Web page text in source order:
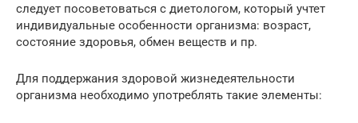
следует посоветоваться с диетологом, который учтет
индивидуальные особенности организма: возраст,
состояние здоровья, обмен веществ и пр.
Для поддержания здоровой жизнедеятельности
организма необходимо употреблять такие элементы: